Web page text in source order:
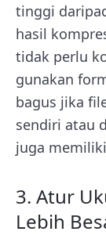
tinggi
hasil
tidak perlu
gunakan
bagus jika
sendiri atau
juga
3. Atur
Lebih